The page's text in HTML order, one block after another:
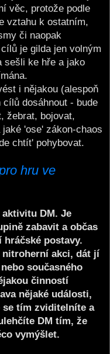
věc, protože podle
vztahu k ostatním,
či naopak
je gilda jen volným
sešli ke hře a jako
i nějakou (alespoň
dosáhnout - bude
žebrat, bojovat,
'ose' zákon-chaos
chtít' pohybovat.
hru ve
DM. Je
zabavit a občas
postavy.
nitroherní akci, dát jí
současného
činností
nějaké události,
se tím zviditelníte a
DM tím, že
vymýšlet.